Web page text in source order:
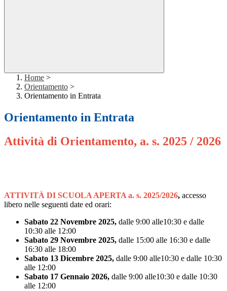
Home >
Orientamento >
Orientamento in Entrata
Orientamento in Entrata
Attività di Orientamento, a. s. 2025 / 2026
ATTIVITÀ DI SCUOLA APERTA a. s. 2025/2026, accesso
libero nelle seguenti date ed orari:
Sabato 22 Novembre 2025, dalle 9:00 alle10:30 e dalle
10:30 alle 12:00
Sabato 29 Novembre 2025, dalle 15:00 alle 16:30 e dalle
16:30 alle 18:00
Sabato 13 Dicembre 2025, dalle 9:00 alle10:30 e dalle 10:30
alle 12:00
Sabato 17 Gennaio 2026, dalle 9:00 alle10:30 e dalle 10:30
alle 12:00